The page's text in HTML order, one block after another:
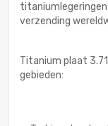
titaniumlegeringen
verzending
Titanium plaat
gebieden: